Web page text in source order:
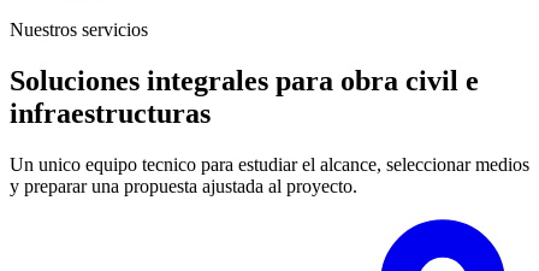
Nuestros servicios
Soluciones integrales para obra civil e
infraestructuras
Un unico equipo tecnico para estudiar el alcance, seleccionar medios
y preparar una propuesta ajustada al proyecto.